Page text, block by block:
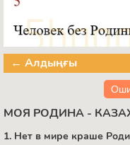
← Алдыңғы
МОЯ РОДИНА -
1. Нет в мире краше